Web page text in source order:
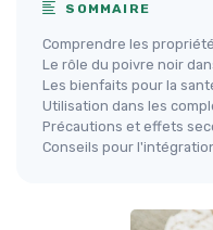
SOMMAIRE
Comprendre les
Le rôle du poivre noir
Les bienfaits pour la
Utilisation dans les
Précautions et effets
Conseils pour